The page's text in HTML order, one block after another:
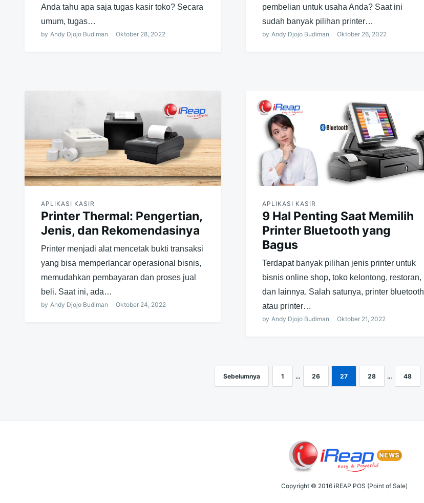
Anda tahu apa saja tugas kasir toko? Secara
umum, tugas…
by Andy Djojo Budiman Oktober 28, 2022
pembelian untuk usaha Anda? Saat ini
sudah banyak pilihan printer…
by Andy Djojo Budiman Oktober 26, 2022
APLIKASI KASIR
Printer Thermal: Pengertian,
Jenis, dan Rekomendasinya
Printer menjadi alat mencetak bukti transaksi
yang bisa memperlancar operasional bisnis,
memudahkan pembayaran dan proses jual
beli. Saat ini, ada…
by Andy Djojo Budiman Oktober 24, 2022
APLIKASI KASIR
9 Hal Penting Saat Memilih
Printer Bluetooth yang
Bagus
Terdapat banyak pilihan jenis printer untuk
bisnis online shop, toko kelontong, restoran,
dan lainnya. Salah satunya, printer bluetooth
atau printer…
by Andy Djojo Budiman Oktober 21, 2022
Sebelumnya 1 … 26 27 28 … 48
Copyright © 2016 iREAP POS (Point of Sale)